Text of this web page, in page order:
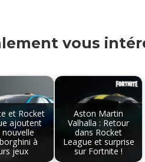
vous
et Rocket
ajoutent
nouvelle
à
jeux
Aston Martin
Valhalla : Retour
dans Rocket
League et surprise
sur Fortnite !